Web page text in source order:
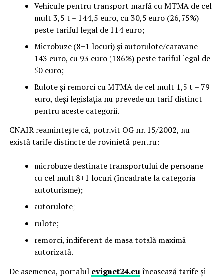
Vehicule pentru transport marfă cu MTMA de cel
mult 3,5 t – 144,5 euro, cu 30,5 euro (26,75%)
peste tariful legal de 114 euro;
Microbuze (8+1 locuri) și autorulote/caravane –
143 euro, cu 93 euro (186%) peste tariful legal de
50 euro;
Rulote și remorci cu MTMA de cel mult 1,5 t – 79
euro, deși legislația nu prevede un tarif distinct
pentru aceste categorii.
CNAIR reamintește că, potrivit OG nr. 15/2002, nu
există tarife distincte de rovinietă pentru:
microbuze destinate transportului de persoane
cu cel mult 8+1 locuri (încadrate la categoria
autoturisme);
autorulote;
rulote;
remorci, indiferent de masa totală maximă
autorizată.
De asemenea, portalul evignet24.euîncasează tarife și